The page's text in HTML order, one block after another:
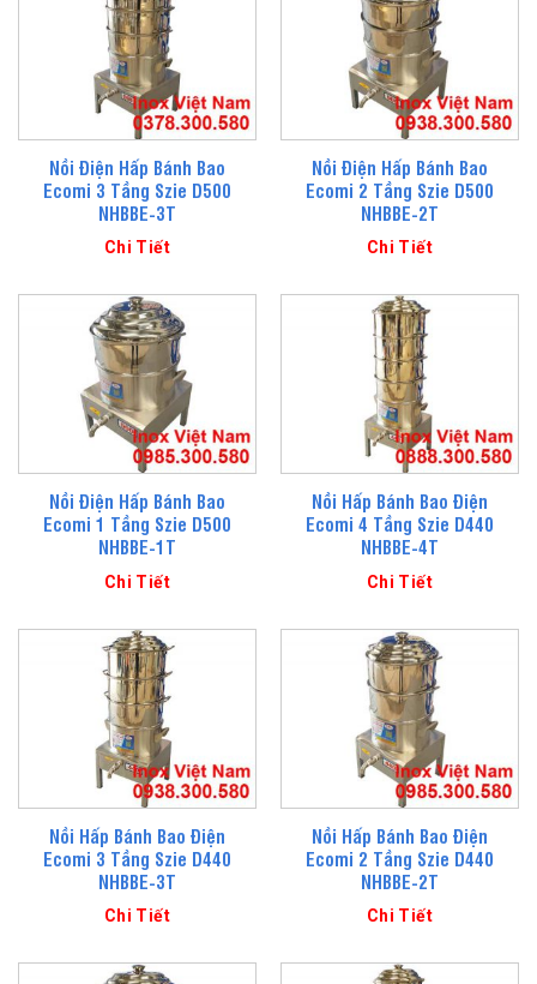
Nồi Điện Hấp Bánh Bao
Ecomi 3 Tầng Szie D500
NHBBE-3T
Chi Tiết
Nồi Điện Hấp Bánh Bao
Ecomi 2 Tầng Szie D500
NHBBE-2T
Chi Tiết
Nồi Điện Hấp Bánh Bao
Ecomi 1 Tầng Szie D500
NHBBE-1T
Chi Tiết
Nồi Hấp Bánh Bao Điện
Ecomi 4 Tầng Szie D440
NHBBE-4T
Chi Tiết
Nồi Hấp Bánh Bao Điện
Ecomi 3 Tầng Szie D440
NHBBE-3T
Chi Tiết
Nồi Hấp Bánh Bao Điện
Ecomi 2 Tầng Szie D440
NHBBE-2T
Chi Tiết